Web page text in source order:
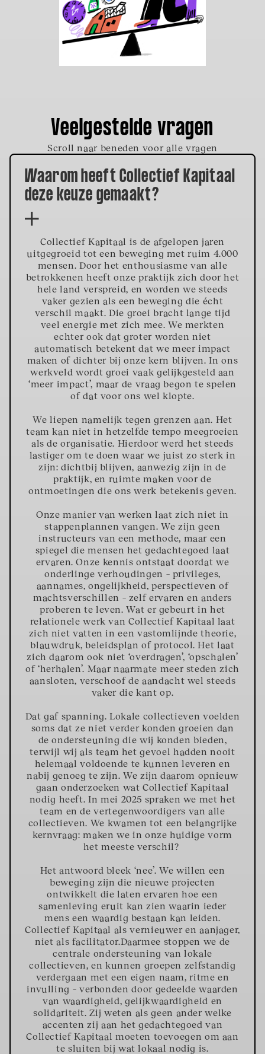
Veelgestelde vragen
Scroll naar beneden voor alle vragen
Waarom heeft Collectief Kapitaal
deze keuze gemaakt?
Collectief Kapitaal is de afgelopen jaren
uitgegroeid tot een beweging met ruim 4.000
mensen. Door het enthousiasme van alle
betrokkenen heeft onze praktijk zich door het
hele land verspreid, en worden we steeds
vaker gezien als een beweging die écht
verschil maakt. Die groei bracht lange tijd
veel energie met zich mee. We merkten
echter ook dat groter worden niet
automatisch betekent dat we meer impact
maken of dichter bij onze kern blijven. In ons
werkveld wordt groei vaak gelijkgesteld aan
‘meer impact’, maar de vraag begon te spelen
of dat voor ons wel klopte.
We liepen namelijk tegen grenzen aan. Het
team kan niet in hetzelfde tempo meegroeien
als de organisatie. Hierdoor werd het steeds
lastiger om te doen waar we juist zo sterk in
zijn: dichtbij blijven, aanwezig zijn in de
praktijk, en ruimte maken voor de
ontmoetingen die ons werk betekenis geven.
Onze manier van werken laat zich niet in
stappenplannen vangen. We zijn geen
instructeurs van een methode, maar een
spiegel die mensen het gedachtegoed laat
ervaren. Onze kennis ontstaat doordat we
onderlinge verhoudingen – privileges,
aannames, ongelijkheid, perspectieven of
machtsverschillen – zelf ervaren en anders
proberen te leven. Wat er gebeurt in het
relationele werk van Collectief Kapitaal laat
zich niet vatten in een vastomlijnde theorie,
blauwdruk, beleidsplan of protocol. Het laat
zich daarom ook niet ‘overdragen’, ‘opschalen’
of ‘herhalen’. Maar naarmate meer steden zich
aansloten, verschoof de aandacht wel steeds
vaker die kant op.
Dat gaf spanning. Lokale collectieven voelden
soms dat ze niet verder konden groeien dan
de ondersteuning die wij konden bieden,
terwijl wij als team het gevoel hadden nooit
helemaal voldoende te kunnen leveren en
nabij genoeg te zijn. We zijn daarom opnieuw
gaan onderzoeken wat Collectief Kapitaal
nodig heeft. In mei 2025 spraken we met het
team en de vertegenwoordigers van alle
collectieven. We kwamen tot een belangrijke
kernvraag:maken we in onze huidige vorm
het meeste verschil?
Het antwoord bleek ‘nee’. We willen een
beweging zijn die nieuwe projecten
ontwikkelt die laten ervaren hoe een
samenleving eruit kan zien waarin ieder
mens een waardig bestaan kan leiden.
Collectief Kapitaal als vernieuwer en aanjager,
niet als facilitator.Daarmee stoppen we de
centrale ondersteuning van lokale
collectieven, en kunnen groepen zelfstandig
verdergaan met een eigen naam, ritme en
invulling – verbonden door gedeelde waarden
van waardigheid, gelijkwaardigheid en
solidariteit. Zij weten als geen ander welke
accenten zij aan het gedachtegoed van
Collectief Kapitaal moeten toevoegen om aan
te sluiten bij wat lokaal nodig is.